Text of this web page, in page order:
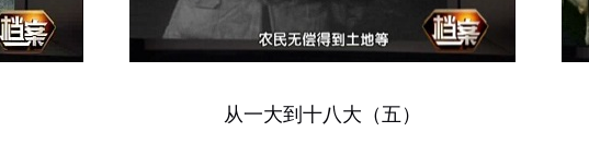
从一大到十八大（五）